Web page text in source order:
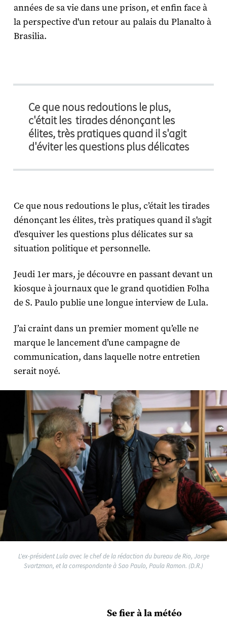
années de sa vie dans une prison, et enfin face à
la perspective d'un retour au palais du Planalto à
Brasilia.
Ce que nous redoutions le plus,
c'était les tirades dénonçant les
élites, très pratiques quand il s'agit
d'éviter les questions plus délicates
Ce que nous redoutions le plus, c’était les tirades
dénonçant les élites, très pratiques quand il s'agit
d'esquiver les questions plus délicates sur sa
situation politique et personnelle.
Jeudi 1er mars, je découvre en passant devant un
kiosque à journaux que le grand quotidien Folha
de S. Paulo publie une longue interview de Lula.
J’ai craint dans un premier moment qu’elle ne
marque le lancement d’une campagne de
communication, dans laquelle notre entretien
serait noyé.
L'ex-président Lula avec le chef de la rédaction du bureau de Rio, Jorge
Svartzman, et la correspondante à Sao Paulo, Paula Ramon. (D.R.)
Se fier à la météo